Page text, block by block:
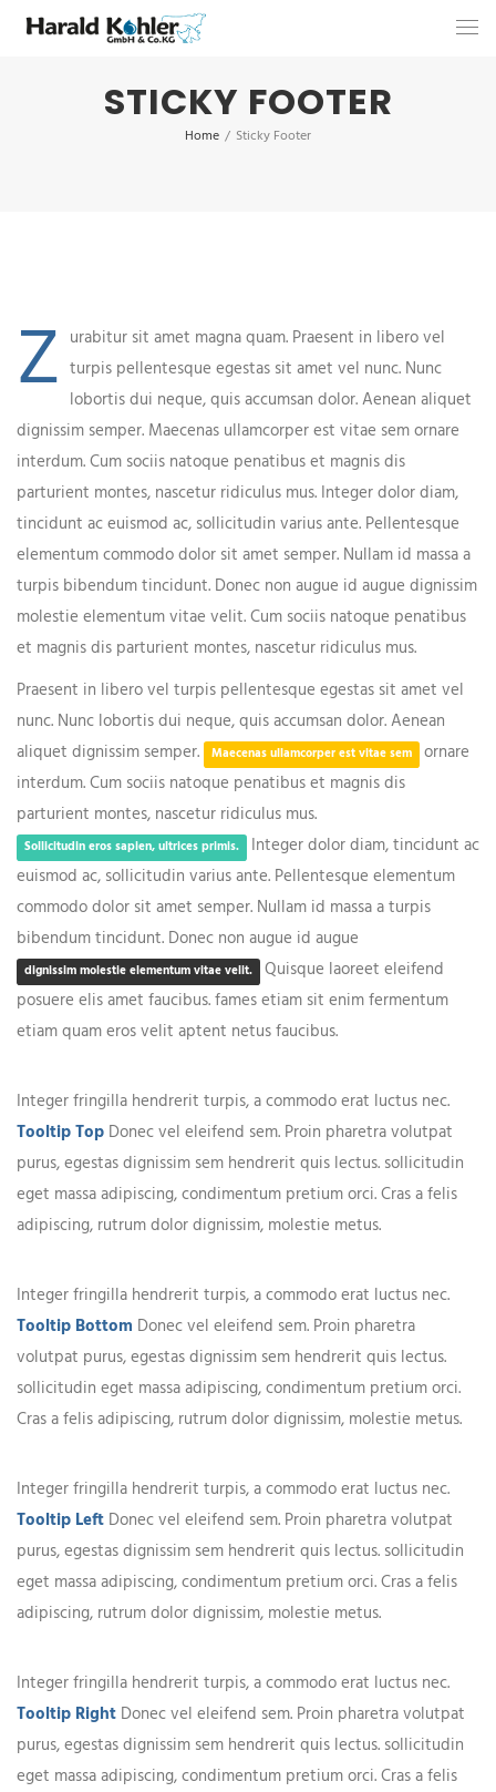
STICKY FOOTER
Home / Sticky Footer
Z urabitur sit amet magna quam. Praesent in libero vel
turpis pellentesque egestas sit amet vel nunc. Nunc
lobortis dui neque, quis accumsan dolor. Aenean aliquet
dignissim semper. Maecenas ullamcorper est vitae sem ornare
interdum. Cum sociis natoque penatibus et magnis dis
parturient montes, nascetur ridiculus mus. Integer dolor diam,
tincidunt ac euismod ac, sollicitudin varius ante. Pellentesque
elementum commodo dolor sit amet semper. Nullam id massa a
turpis bibendum tincidunt. Donec non augue id augue dignissim
molestie elementum vitae velit. Cum sociis natoque penatibus
et magnis dis parturient montes, nascetur ridiculus mus.
Praesent in libero vel turpis pellentesque egestas sit amet vel
nunc. Nunc lobortis dui neque, quis accumsan dolor. Aenean
aliquet dignissim semper.
Maecenas ullamcorper est vitae sem ornare
interdum. Cum sociis natoque penatibus et magnis dis
parturient montes, nascetur ridiculus mus.
Sollicitudin eros sapien, ultrices primis. Integer dolor diam, tincidunt ac
euismod ac, sollicitudin varius ante. Pellentesque elementum
commodo dolor sit amet semper. Nullam id massa a turpis
bibendum tincidunt. Donec non augue id augue
dignissim molestie elementum vitae velit. Quisque laoreet eleifend
posuere elis amet faucibus. fames etiam sit enim fermentum
etiam quam eros velit aptent netus faucibus.
Integer fringilla hendrerit turpis, a commodo erat luctus nec.
Tooltip Top Donec vel eleifend sem. Proin pharetra volutpat
purus, egestas dignissim sem hendrerit quis lectus. sollicitudin
eget massa adipiscing, condimentum pretium orci. Cras a felis
adipiscing, rutrum dolor dignissim, molestie metus.
Integer fringilla hendrerit turpis, a commodo erat luctus nec.
Tooltip Bottom Donec vel eleifend sem. Proin pharetra
volutpat purus, egestas dignissim sem hendrerit quis lectus.
sollicitudin eget massa adipiscing, condimentum pretium orci.
Cras a felis adipiscing, rutrum dolor dignissim, molestie metus.
Integer fringilla hendrerit turpis, a commodo erat luctus nec.
Tooltip Left Donec vel eleifend sem. Proin pharetra volutpat
purus, egestas dignissim sem hendrerit quis lectus. sollicitudin
eget massa adipiscing, condimentum pretium orci. Cras a felis
adipiscing, rutrum dolor dignissim, molestie metus.
Integer fringilla hendrerit turpis, a commodo erat luctus nec.
Tooltip Right Donec vel eleifend sem. Proin pharetra volutpat
purus, egestas dignissim sem hendrerit quis lectus. sollicitudin
eget massa adipiscing, condimentum pretium orci. Cras a felis